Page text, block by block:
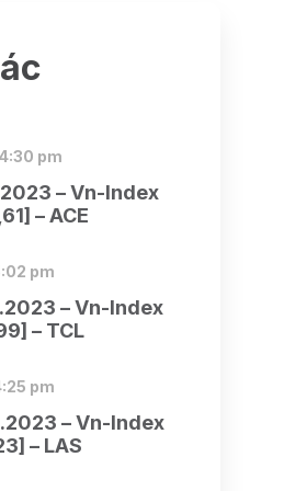
– Vn-Index
– ACE
4:30 pm
– Vn-Index
– TCL
pm
– Vn-Index
– LAS
pm